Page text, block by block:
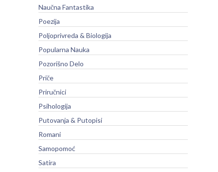
Naučna Fantastika
Poezija
Poljoprivreda & Biologija
Popularna Nauka
Pozorišno Delo
Priče
Priručnici
Psihologija
Putovanja & Putopisi
Romani
Samopomoć
Satira